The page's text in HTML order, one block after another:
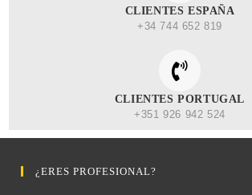
CLIENTES ESPAÑA
+34 744 652 819
CLIENTES PORTUGAL
+351 926 942 524
¿ERES PROFESIONAL?